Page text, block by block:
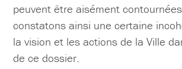
peuvent être aisément
constatons ainsi une certaine
la vision et les actions de la Ville
de ce dossier.